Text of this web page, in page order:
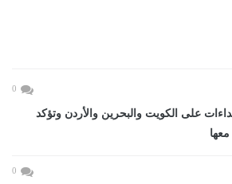
0
على الكويت والبحرين والأردن وتؤكد
0